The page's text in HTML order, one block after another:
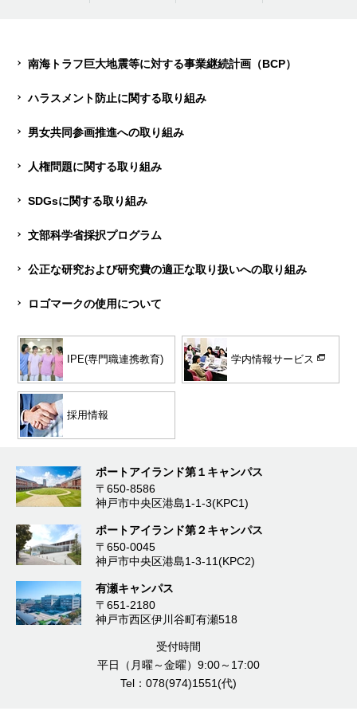
南海トラフ巨大地震等に対する事業継続計画（BCP）
ハラスメント防止に関する取り組み
男女共同参画推進への取り組み
人権問題に関する取り組み
SDGsに関する取り組み
文部科学省採択プログラム
公正な研究および研究費の適正な取り扱いへの取り組み
ロゴマークの使用について
IPE(専門職連携教育) 学内情報サービス
採用情報
ポートアイランド第１キャンパス
〒650-8586
神戸市中央区港島1-1-3(KPC1)
ポートアイランド第２キャンパス
〒650-0045
神戸市中央区港島1-3-11(KPC2)
有瀬キャンパス
〒651-2180
神戸市西区伊川谷町有瀬518
受付時間
平日（月曜～金曜）9:00～17:00
Tel：078(974)1551(代)